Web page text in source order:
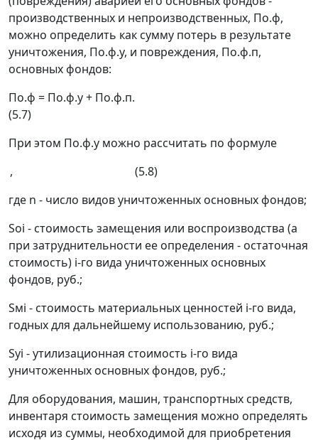
производственных и непроизводственных, По.ф,
можно определить как сумму потерь в результате
уничтожения, По.ф.у, и повреждения, По.ф.п,
основных фондов:
По.ф = По.ф.у+ По.ф.п.
(5.7)
При этом По.ф.у можно рассчитать по формуле
, (5.8)
где n - число видов уничтоженных основных фондов;
Soi - стоимость замещения или воспроизводства (а
при затруднительности ее определения - остаточная
стоимость) i-го вида уничтоженных основных
фондов, руб.;
Sмi - стоимость материальных ценностей i-го вида,
годных для дальнейшему использованию, руб.;
Syi - утилизационная стоимость i-го вида
уничтоженных основных фондов, руб.;
Для оборудования, машин, транспортных средств,
инвентаря стоимость замещения можно определять
исходя из суммы, необходимой для приобретения